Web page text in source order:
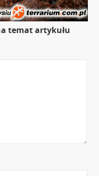
temat artykułu